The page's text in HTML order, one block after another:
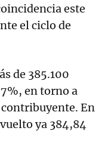
este
el ciclo de
de 385.100
en torno a
En
ya 384,84